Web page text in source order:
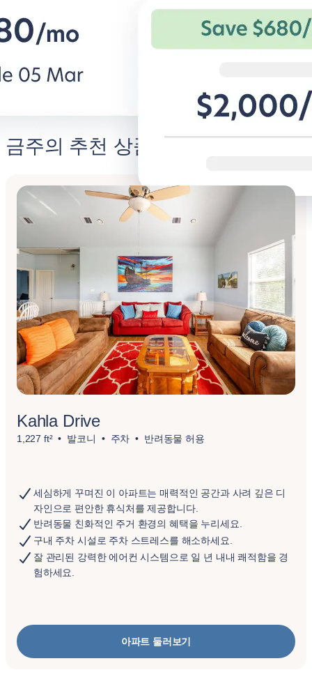
비즈니스용 BG 알아보기
과 특별 혜택.
금주의 추천 상품
Kahla Drive
1,227 ft² 발코니 주차 반려동물 허용
세심하게 꾸며진 이 아파트는 매력적인 공간과 사려 깊은 디
자인으로 편안한 휴식처를 제공합니다.
반려동물 친화적인 주거 환경의 혜택을 누리세요.
구내 주차 시설로 주차 스트레스를 해소하세요.
잘 관리된 강력한 에어컨 시스템으로 일 년 내내 쾌적함을 경
험하세요.
아파트 둘러보기